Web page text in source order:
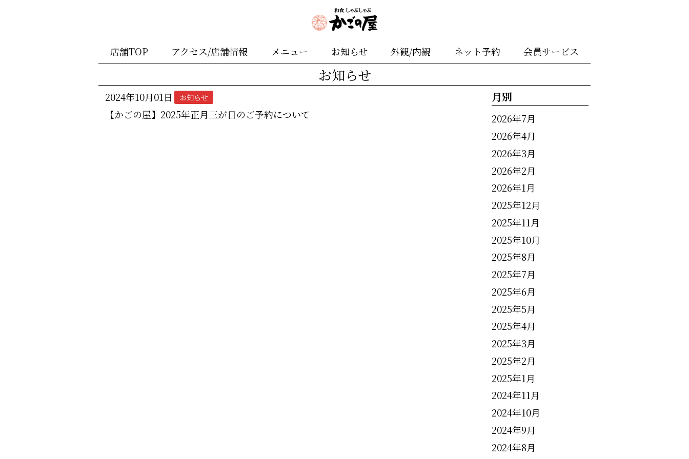
店舗TOP アクセス/店舗情報 メニュー お知らせ 外観/内観 ネット予約 会員サービス
お知らせ
2024年10月01日 お知らせ
【かごの屋】2025年正月三が日のご予約について
月別
2026年7月
2026年4月
2026年3月
2026年2月
2026年1月
2025年12月
2025年11月
2025年10月
2025年8月
2025年7月
2025年6月
2025年5月
2025年4月
2025年3月
2025年2月
2025年1月
2024年11月
2024年10月
2024年9月
2024年8月